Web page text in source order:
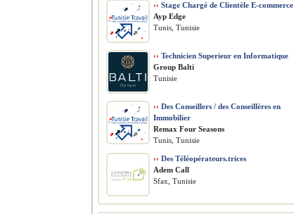
›› Stage Chargé de Clientèle E-commerce
Ayp Edge
Tunis, Tunisie
›› Technicien Superieur en Informatique
Group Balti
Tunisie
›› Des Conseillers / des Conseillères en
Immobilier
Remax Four Seasons
Tunis, Tunisie
›› Des Téléopérateurs.trices
Adem Call
Sfax, Tunisie